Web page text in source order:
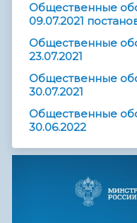
Общественные
09.07.2021
Общественные
23.07.2021
Общественные
30.07.2021
Общественные
30.06.2022